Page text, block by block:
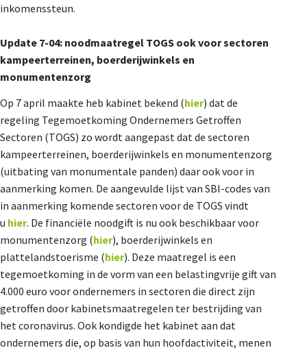
inkomenssteun.
Update 7-04: noodmaatregel TOGS ook voor sectoren
kampeerterreinen, boerderijwinkels en
monumentenzorg
Op 7 april maakte heb kabinet bekend (hier) dat de
regeling Tegemoetkoming Ondernemers Getroffen
Sectoren (TOGS) zo wordt aangepast dat de sectoren
kampeerterreinen, boerderijwinkels en monumentenzorg
(uitbating van monumentale panden) daar ook voor in
aanmerking komen. De aangevulde lijst van SBI-codes van
in aanmerking komende sectoren voor de TOGS vindt
u hier. De financiële noodgift is nu ook beschikbaar voor
monumentenzorg (hier), boerderijwinkels en
plattelandstoerisme (hier). Deze maatregel is een
tegemoetkoming in de vorm van een belastingvrije gift van
4.000 euro voor ondernemers in sectoren die direct zijn
getroffen door kabinetsmaatregelen ter bestrijding van
het coronavirus. Ook kondigde het kabinet aan dat
ondernemers die, op basis van hun hoofdactiviteit, menen